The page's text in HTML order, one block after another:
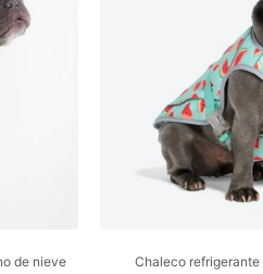
de nieve
Chaleco